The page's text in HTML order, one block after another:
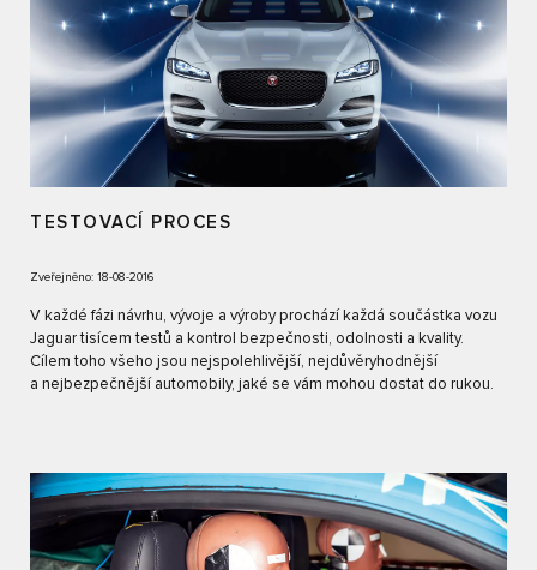
TESTOVACÍ PROCES
Zveřejněno: 18-08-2016
V každé fázi návrhu, vývoje a výroby prochází každá součástka vozu
Jaguar tisícem testů a kontrol bezpečnosti, odolnosti a kvality.
Cílem toho všeho jsou nejspolehlivější, nejdůvěryhodnější
a nejbezpečnější automobily, jaké se vám mohou dostat do rukou.